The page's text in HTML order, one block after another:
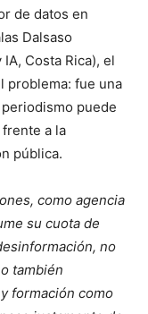
de datos en
Dalsaso
Costa Rica), el
problema: fue una
puede
a la
pública.
como agencia
su cuota de
no
también
formación como